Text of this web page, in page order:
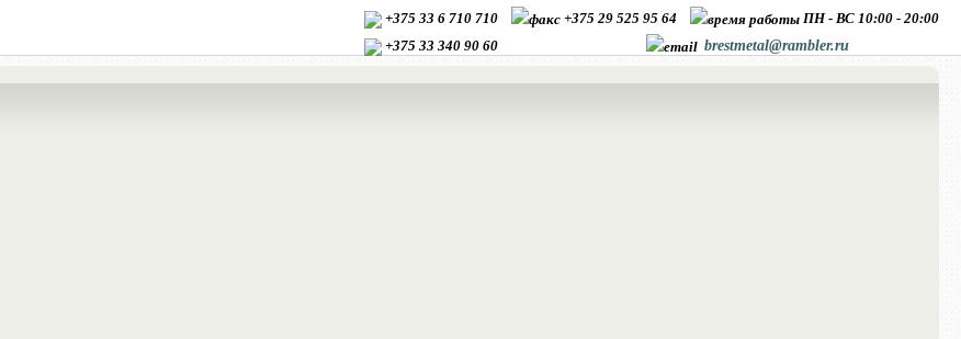
+375 33 6 710 710 +375 29 525 95 64
ПН - ВС 10:00 - 20:00
+375 33 340 90 60 brestmetal@rambler.ru